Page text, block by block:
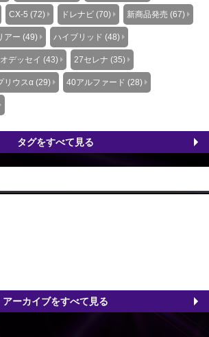
CX-5 (72) ドレナビ (70) 新商品発売 (67)
アー (49) ハイブリッド (48)
デッセイ (43) 27セレナ (35)
リウスα (29) 40アルファード (28)
タグをすべて見る
アーカイブをすべて見る